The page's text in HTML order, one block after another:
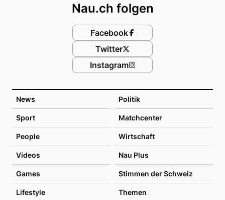
News Politik
Sport Matchcenter
People Wirtschaft
Videos Nau Plus
Games Stimmen der Schweiz
Lifestyle Themen
Nau.ch folgen
Facebook
Twitter
Instagram